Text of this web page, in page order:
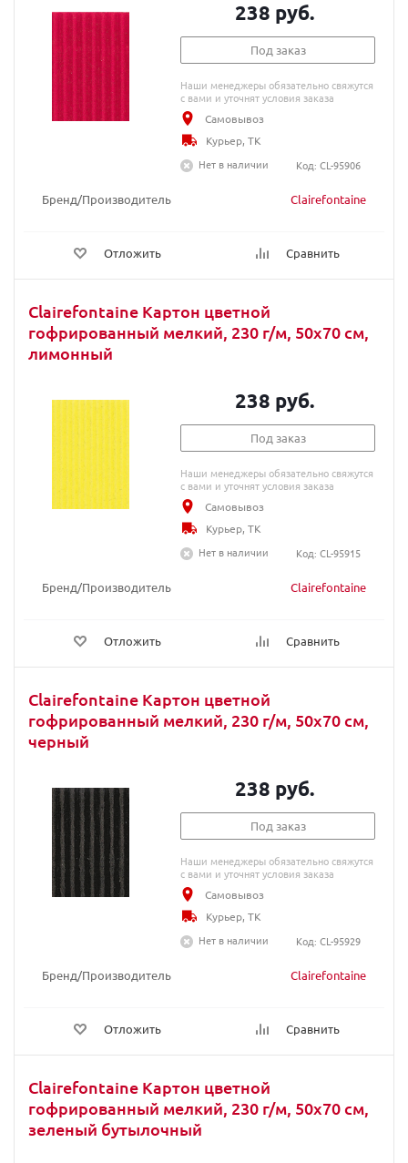
Бренд/Производитель Clairefontaine
Отложить Сравнить
238 руб.
Под заказ
Наши менеджеры обязательно свяжутся
с вами и уточнят условия заказа
Самовывоз
Курьер, ТК
Нет в наличии
Код: CL-95906
Clairefontaine Картон цветной
гофрированный мелкий, 230 г/м, 50х70 см,
лимонный
Бренд/Производитель Clairefontaine
Отложить Сравнить
238 руб.
Под заказ
Наши менеджеры обязательно свяжутся
с вами и уточнят условия заказа
Самовывоз
Курьер, ТК
Нет в наличии
Код: CL-95915
Clairefontaine Картон цветной
гофрированный мелкий, 230 г/м, 50х70 см,
черный
Бренд/Производитель Clairefontaine
Отложить Сравнить
238 руб.
Под заказ
Наши менеджеры обязательно свяжутся
с вами и уточнят условия заказа
Самовывоз
Курьер, ТК
Нет в наличии
Код: CL-95929
Clairefontaine Картон цветной
гофрированный мелкий, 230 г/м, 50х70 см,
зеленый бутылочный